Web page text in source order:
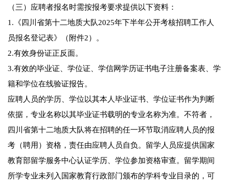
（三）应聘者报名时需按报考要求提供以下资料：
1.《四川省第十二地质大队2025年下半年公开考核招聘工作人
员报名登记表》（附件2）。
2.有效身份证正反面。
3.有效的毕业证、学位证、学信网学历证书电子注册备案表、学
籍和学位在线验证报告。
应聘人员的学历、学位以其本人毕业证书、学位证书作为判断
依据，专业名称以其毕业证书载明的专业名称为准。不符者，
四川省第十二地质大队将在招聘的任一环节取消应聘人员的报
考（聘用）资格，责任由应聘人员自负。留学人员应提供国家
教育部留学服务中心认证学历、学位参加资格审查。留学期间
所学专业未列入国家教育行政部门颁布的学科专业目录的，可